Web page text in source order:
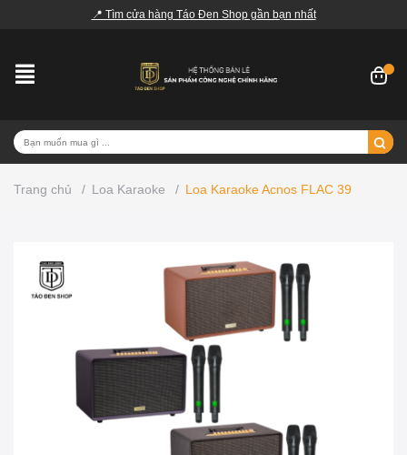
📍 Tìm cửa hàng Táo Đen Shop gần bạn nhất
Trang chủ / Loa Karaoke / Loa Karaoke Acnos FLAC 39